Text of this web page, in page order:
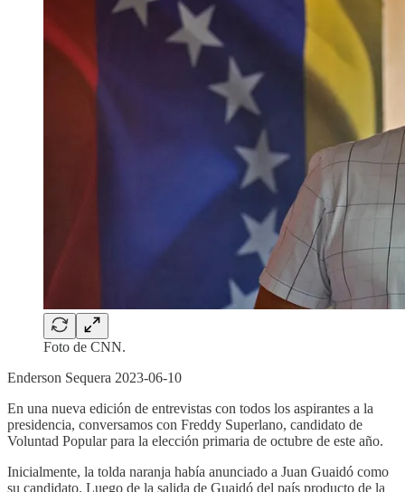
Foto de CNN.
Enderson Sequera 2023-06-10
En una nueva edición de entrevistas con todos los aspirantes a la
presidencia, conversamos con Freddy Superlano, candidato de
Voluntad Popular para la elección primaria de octubre de este año.
Inicialmente, la tolda naranja había anunciado a Juan Guaidó como
su candidato. Luego de la salida de Guaidó del país producto de la